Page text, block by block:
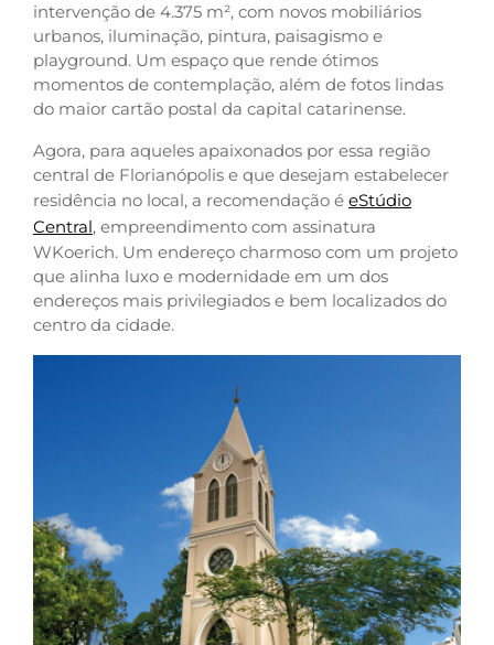
intervenção de 4.375 m², com novos mobiliários
urbanos, iluminação, pintura, paisagismo e
playground. Um espaço que rende ótimos
momentos de contemplação, além de fotos lindas
do maior cartão postal da capital catarinense.
Agora, para aqueles apaixonados por essa região
central de Florianópolis e que desejam estabelecer
residência no local, a recomendação é eStúdio
Central, empreendimento com assinatura
WKoerich. Um endereço charmoso com um projeto
que alinha luxo e modernidade em um dos
endereços mais privilegiados e bem localizados do
centro da cidade.